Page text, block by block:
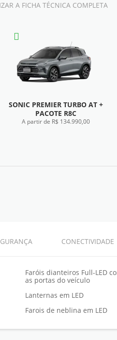
A FICHA TÉCNICA COMPLETA
SONIC PREMIER TURBO AT +
PACOTE R8C
A partir de R$ 134.990,00
CONECTIVIDADE
Faróis dianteiros Full-LED
as portas do veículo
Lanternas em LED
Farois de neblina em LED